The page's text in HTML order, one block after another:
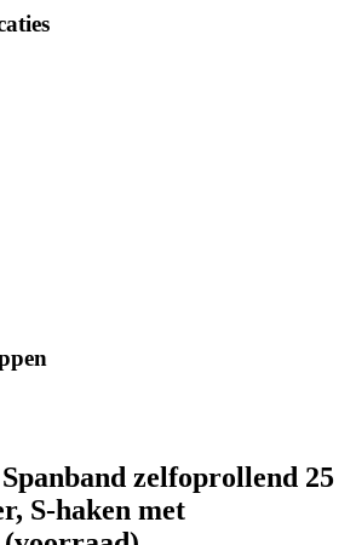
Spanband zelfoprollend 25
S-haken met